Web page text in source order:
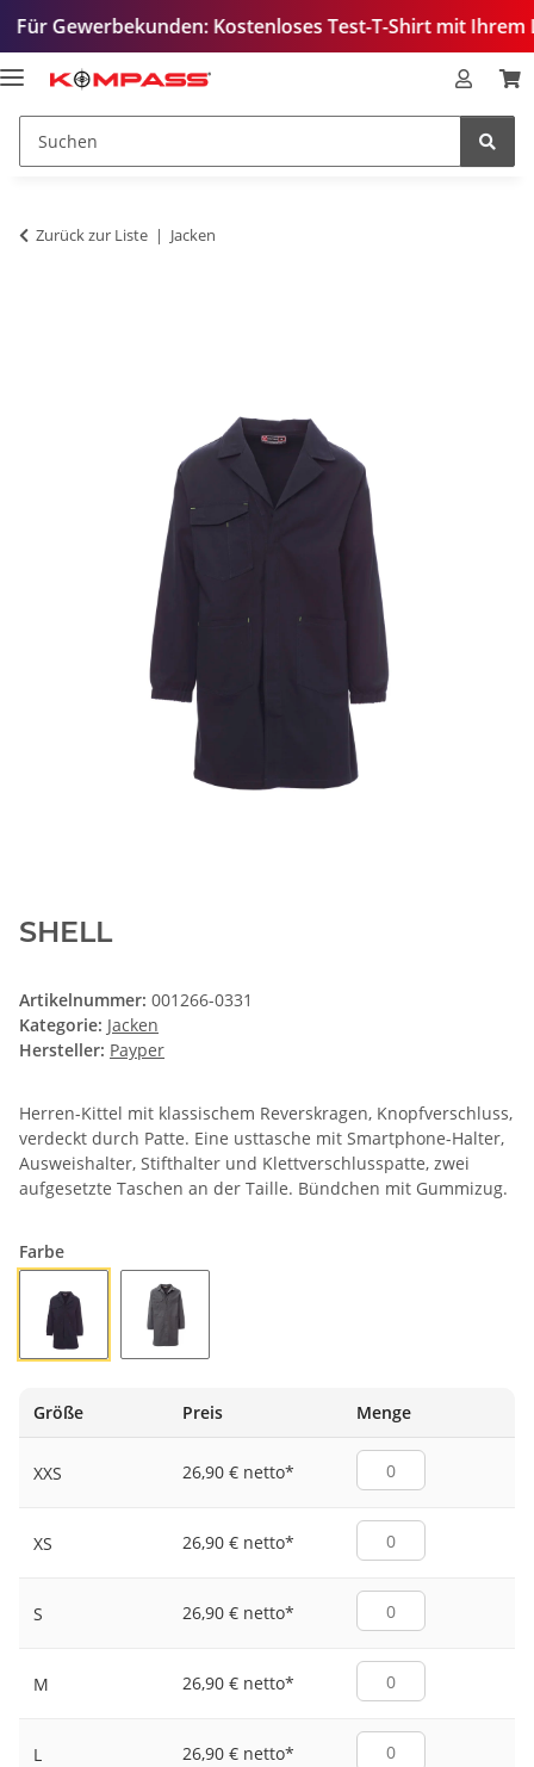
Kostenloses Test-T-Shirt mit Ihrem Logo –
Zurück zur Liste Jacken
SHELL
Artikelnummer: 001266-0331
Kategorie: Jacken
Hersteller: Payper
Herren-Kittel mit klassischem Reverskragen, Knopfverschluss,
verdeckt durch Patte. Eine usttasche mit Smartphone-Halter,
Ausweishalter, Stifthalter und Klettverschlusspatte, zwei
aufgesetzte Taschen an der Taille. Bündchen mit Gummizug.
Farbe
Größe
Preis Menge
XXS 26,90 € netto*
XS 26,90 € netto*
S 26,90 € netto*
M 26,90 € netto*
L 26,90 € netto*